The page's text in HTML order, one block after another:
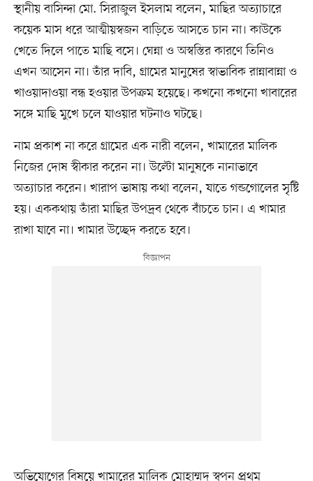
স্থানীয় বাসিন্দা মো. সিরাজুল ইসলাম বলেন, মাছির অত্যাচারে
কয়েক মাস ধরে আত্মীয়স্বজন বাড়িতে আসতে চান না। কাউকে
খেতে দিলে পাতে মাছি বসে। ঘেন্না ও অস্বস্তির কারণে তিনিও
এখন আসেন না। তাঁর দাবি, গ্রামের মানুষের স্বাভাবিক রান্নাবান্না ও
খাওয়াদাওয়া বন্ধ হওয়ার উপক্রম হয়েছে। কখনো কখনো খাবারের
সঙ্গে মাছি মুখে চলে যাওয়ার ঘটনাও ঘটছে।
নাম প্রকাশ না করে গ্রামের এক নারী বলেন, খামারের মালিক
নিজের দোষ স্বীকার করেন না। উল্টো মানুষকে নানাভাবে
অত্যাচার করেন। খারাপ ভাষায় কথা বলেন, যাতে গন্ডগোলের সৃষ্টি
হয়। এককথায় তাঁরা মাছির উপদ্রব থেকে বাঁচতে চান। এ খামার
রাখা যাবে না। খামার উচ্ছেদ করতে হবে।
অভিযোগের বিষয়ে খামারের মালিক মোহাম্মদ স্বপন প্রথম